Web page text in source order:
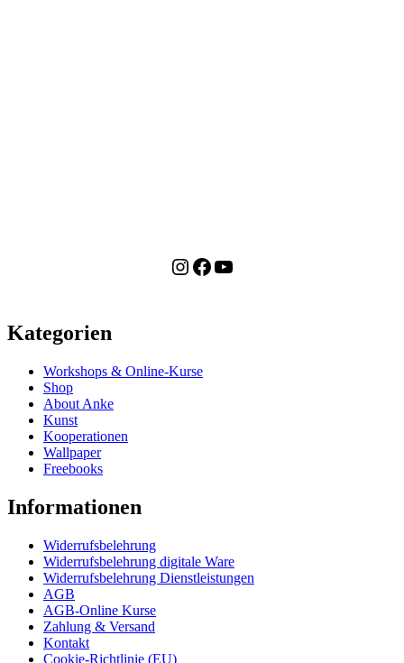
Instagram
Facebook
YouTube
Kategorien
Workshops & Online-Kurse
Shop
About Anke
Kunst
Kooperationen
Wallpaper
Freebooks
Informationen
Widerrufsbelehrung
Widerrufsbelehrung digitale Ware
Widerrufsbelehrung Dienstleistungen
AGB
AGB-Online Kurse
Zahlung & Versand
Kontakt
Cookie-Richtlinie (EU)